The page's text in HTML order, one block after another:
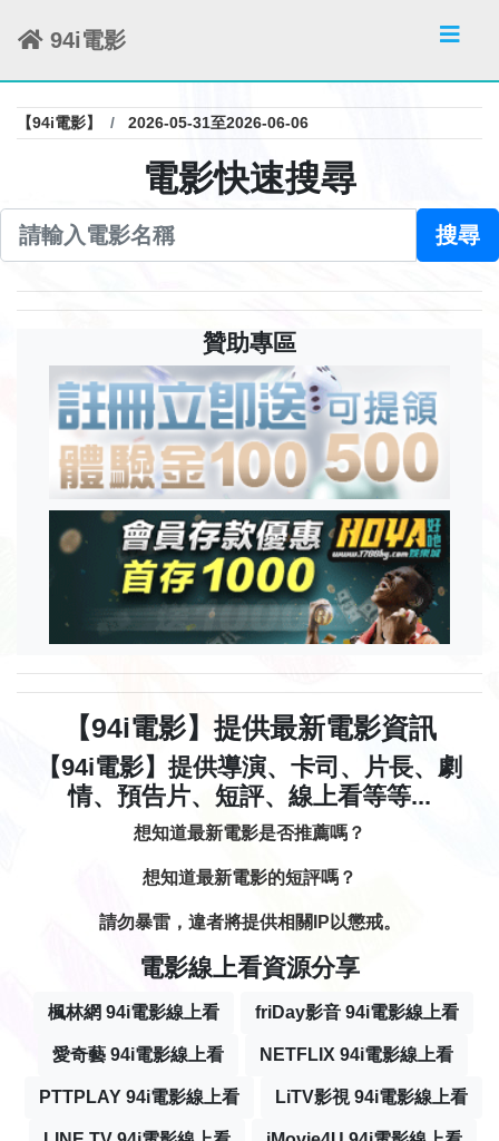
94i電影
【94i電影】 2026-05-31至2026-06-06
電影快速搜尋
搜尋
贊助專區
【94i電影】提供最新電影資訊
【94i電影】提供導演、卡司、片長、劇
情、預告片、短評、線上看等等...
想知道最新電影是否推薦嗎？
想知道最新電影的短評嗎？
請勿暴雷，違者將提供相關IP以懲戒。
電影線上看資源分享
楓林網 94i電影線上看 friDay影音 94i電影線上看
愛奇藝 94i電影線上看 NETFLIX 94i電影線上看
PTTPLAY 94i電影線上看 LiTV影視 94i電影線上看